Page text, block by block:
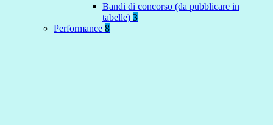
Bandi di concorso (da pubblicare in
tabelle) 3
Performance 8